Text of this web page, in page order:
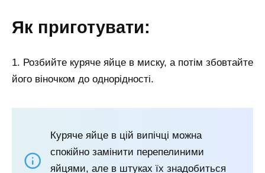
Як приготувати:
1. Розбийте куряче яйце в миску, а потім збовтайте
його віночком до однорідності.
Куряче яйце в цій випічці можна
спокійно замінити перепелиними
яйцями, але в штуках їх знадобиться